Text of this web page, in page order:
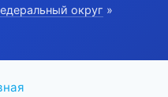
округ »